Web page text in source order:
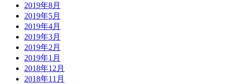
2019年8月
2019年5月
2019年4月
2019年3月
2019年2月
2019年1月
2018年12月
2018年11月